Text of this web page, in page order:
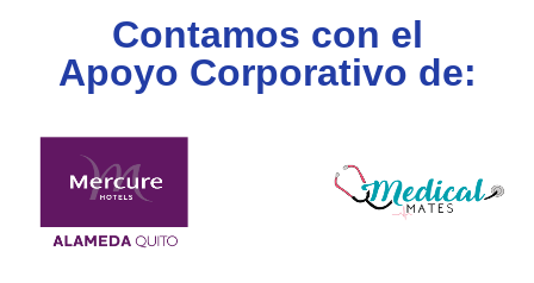
Contamos con el
Apoyo Corporativo de: